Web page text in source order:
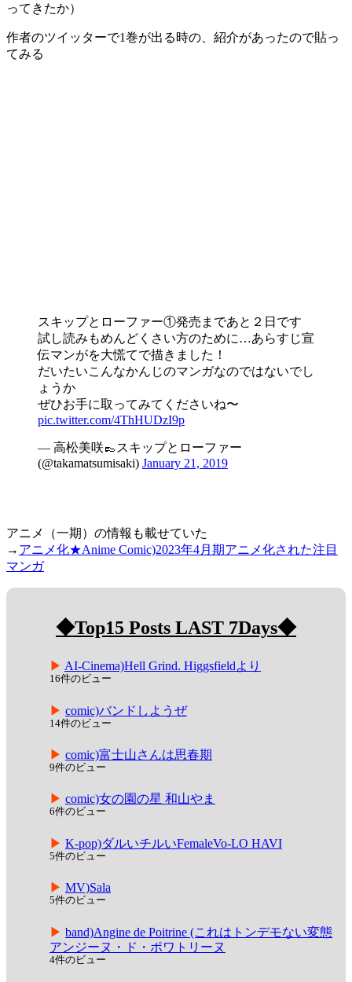
ってきたか）
作者のツイッターで1巻が出る時の、紹介があったので貼っ
てみる
スキップとローファー①発売まであと２日です
試し読みもめんどくさい方のために…あらすじ宣
伝マンがを大慌てで描きました！
だいたいこんなかんじのマンガなのではないでし
ょうか
ぜひお手に取ってみてくださいね〜
pic.twitter.com/4ThHUDzI9p
— 高松美咲👞スキップとローファー
(@takamatsumisaki) January 21, 2019
アニメ（一期）の情報も載せていた
→ アニメ化★Anime Comic)2023年4月期アニメ化された注目
マンガ
◆Top15 Posts LAST 7Days◆
AI-Cinema)Hell Grind. Higgsfieldより
16件のビュー
comic)バンドしようぜ
14件のビュー
comic)富士山さんは思春期
9件のビュー
comic)女の園の星 和山やま
6件のビュー
K-pop)ダルいチルいFemaleVo-LO HAVI
5件のビュー
MV)Sala
5件のビュー
band)Angine de Poitrine (これはトンデモない変態
アンジーヌ・ド・ポワトリーヌ
4件のビュー